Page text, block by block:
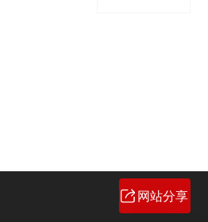
网站分享